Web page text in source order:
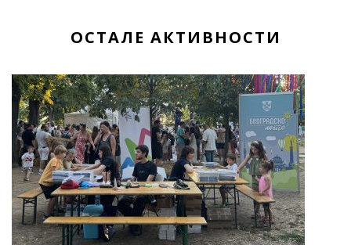
ОСТАЛЕ АКТИВНОСТИ